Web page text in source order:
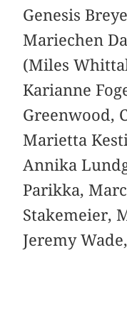
Genesis
Mariechen
(Miles
Karianne
Greenwood,
Marietta
Annika
Parikka,
Stakemeier,
Jeremy